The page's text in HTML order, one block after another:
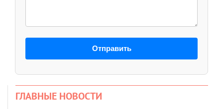
Отправить
ГЛАВНЫЕ НОВОСТИ